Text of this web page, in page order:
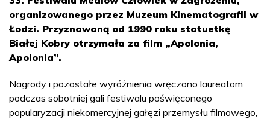
organizowanego przez Muzeum Kinematografii w
Łodzi. Przyznawaną od 1990 roku statuetkę
Białej Kobry otrzymała za film „Apolonia,
Apolonia”.
Nagrody i pozostałe wyróżnienia wręczono laureatom
podczas sobotniej gali festiwalu poświęconego
popularyzacji niekomercyjnej gałęzi przemysłu filmowego,